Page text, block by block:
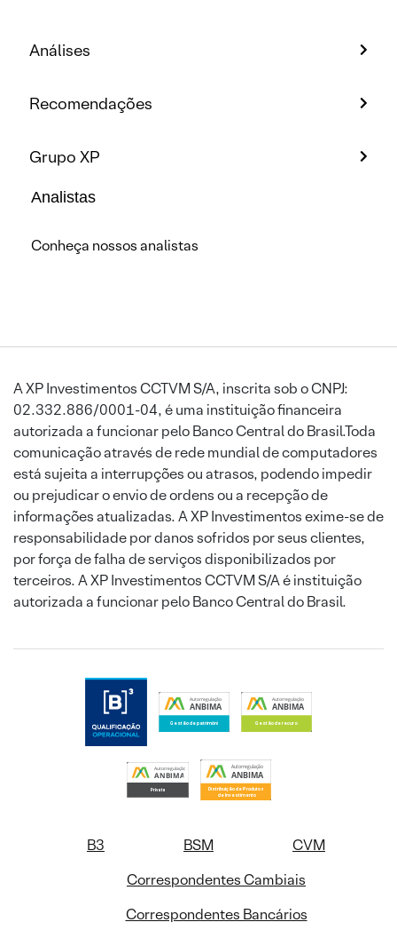
Análises
Recomendações
Grupo XP
Analistas
Conheça nossos analistas
A XP Investimentos CCTVM S/A, inscrita sob o CNPJ:
02.332.886/0001-04, é uma instituição financeira
autorizada a funcionar pelo Banco Central do Brasil.Toda
comunicação através de rede mundial de computadores
está sujeita a interrupções ou atrasos, podendo impedir
ou prejudicar o envio de ordens ou a recepção de
informações atualizadas. A XP Investimentos exime-se de
responsabilidade por danos sofridos por seus clientes,
por força de falha de serviços disponibilizados por
terceiros. A XP Investimentos CCTVM S/A é instituição
autorizada a funcionar pelo Banco Central do Brasil.
B3 BSM
CVM
Correspondentes Cambiais
Correspondentes Bancários